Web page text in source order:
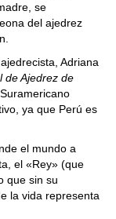
se
del ajedrez
Adriana
de Ajedrez de
ya que Perú es
el mundo a
el «Rey» (que
que sin su
la vida representa